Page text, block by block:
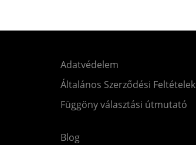
Adatvédelem
Általános Szerződési Feltételek
Függöny választási útmutató
Blog